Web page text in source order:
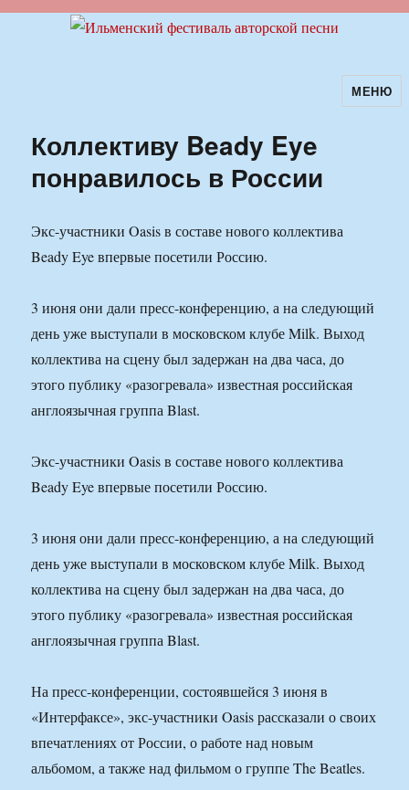
Ильменский фестиваль авторскойМЕНЮ
Коллективу Beady Eye
понравилось в России
Экс-участники Oasis в составе нового коллектива
Beady Eye впервые посетили Россию.
3 июня они дали пресс-конференцию, а на следующий
день уже выступали в московском клубе Milk. Выход
коллектива на сцену был задержан на два часа, до
этого публику «разогревала» известная российская
англоязычная группа Blast.
Экс-участники Oasis в составе нового коллектива
Beady Eye впервые посетили Россию.
3 июня они дали пресс-конференцию, а на следующий
день уже выступали в московском клубе Milk. Выход
коллектива на сцену был задержан на два часа, до
этого публику «разогревала» известная российская
англоязычная группа Blast.
На пресс-конференции, состоявшейся 3 июня в
«Интерфаксе», экс-участники Oasis рассказали о своих
впечатлениях от России, о работе над новым
альбомом, а также над фильмом о группе The Beatles.